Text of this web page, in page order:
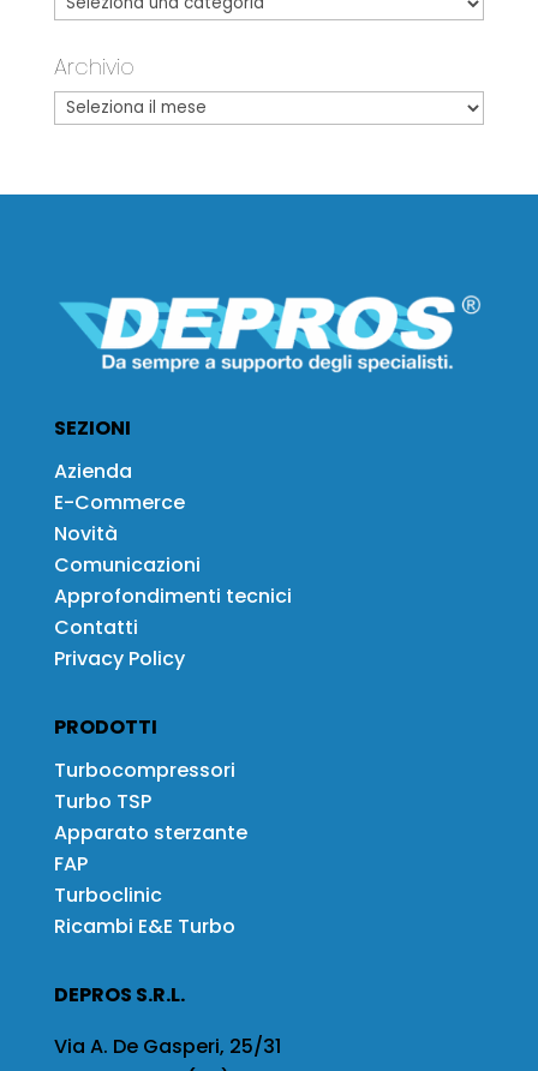
Archivio
SEZIONI
Azienda
E-Commerce
Novità
Comunicazioni
Approfondimenti tecnici
Contatti
Privacy Policy
PRODOTTI
Turbocompressori
Turbo TSP
Apparato sterzante
FAP
Turboclinic
Ricambi E&E Turbo
DEPROS S.R.L.
Via A. De Gasperi, 25/31